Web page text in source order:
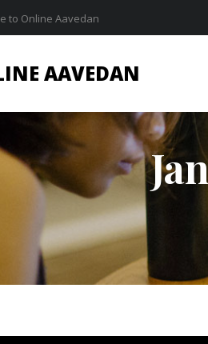
to Online Aavedan
AAVEDAN